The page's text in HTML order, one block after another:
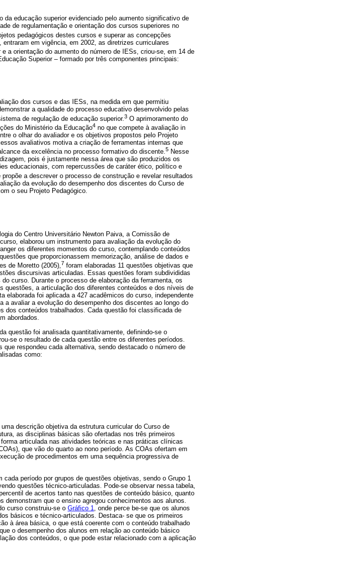
educação superior evidenciado pelo aumento significativo de
de regulamentação e orientação dos cursos superiores no
pedagógicos destes cursos e superar as concepções
em vigência, em 2002, as diretrizes curriculares
a orientação do aumento do número de IESs, criou-se, em 14 de
Superior – formado por três componentes principais:
dos cursos e das IESs, na medida em que permitiu
a qualidade do processo educativo desenvolvido pelas
de regulação de educação superior.3 O aprimoramento do
do Ministério da Educação4 no que compete à avaliação in
o olhar do avaliador e os objetivos propostos pelo Projeto
avaliativos motiva a criação de ferramentas internas que
da excelência no processo formativo do discente.5 Nesse
pois é justamente nessa área que são produzidos os
educacionais, com repercussões de caráter ético, político e
a descrever o processo de construção e revelar resultados
da evolução do desempenho dos discentes do Curso de
o seu Projeto Pedagógico.
do Centro Universitário Newton Paiva, a Comissão de
elaborou um instrumento para avaliação da evolução do
os diferentes momentos do curso, contemplando conteúdos
que proporcionassem memorização, análise de dados e
de Moretto (2005),7 foram elaboradas 11 questões objetivas que
discursivas articuladas. Essas questões foram subdivididas
curso. Durante o processo de elaboração da ferramenta, os
questões, a articulação dos diferentes conteúdos e dos níveis de
elaborada foi aplicada a 427 acadêmicos do curso, independente
avaliar a evolução do desempenho dos discentes ao longo do
dos conteúdos trabalhados. Cada questão foi classificada de
abordados.
questão foi analisada quantitativamente, definindo-se o
se o resultado de cada questão entre os diferentes períodos.
respondeu cada alternativa, sendo destacado o número de
como:
descrição objetiva da estrutura curricular do Curso de
as disciplinas básicas são ofertadas nos três primeiros
articulada nas atividades teóricas e nas práticas clínicas
que vão do quarto ao nono período. As COAs ofertam em
de procedimentos em uma sequência progressiva de
período por grupos de questões objetivas, sendo o Grupo 1
questões técnico-articuladas. Pode-se observar nessa tabela,
de acertos tanto nas questões de conteúdo básico, quanto
que o ensino agregou conhecimentos aos alunos.
curso construiu-se o Gráfico 1
, onde perce be-se que os alunos
básicos e técnico-articulados. Destaca- se que os primeiros
à área básica, o que está coerente com o conteúdo trabalhado
o desempenho dos alunos em relação ao conteúdo básico
dos conteúdos, o que pode estar relacionado com a aplicação